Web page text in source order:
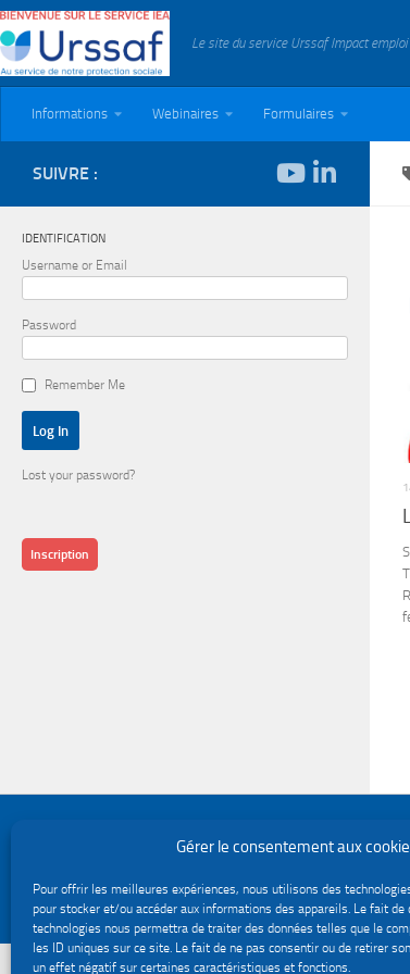
Gérer le consentement aux
Pour offrir les meilleures expériences, nous utilisons des
pour stocker et/ou accéder aux informations des appareils. Le fait de
technologies nous permettra de traiter des données telles que le
les ID uniques sur ce site. Le fait de ne pas consentir ou de retirer
un effet négatif sur certaines caractéristiques et fonctions.
Skip to content
Le site du service Urssaf Impact
Informations Webinaires Formulaires
SUIVRE :
IDENTIFICATION
Username or Email
Password
Remember Me
Lost your password?
Inscription
Fièrement propulsé par - Conçu par Thème Hueman